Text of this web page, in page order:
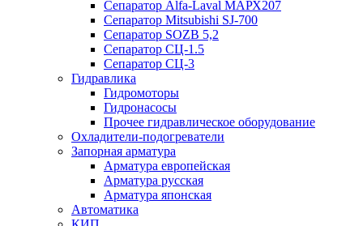
Сепаратор Alfa-Laval МАРХ207
Сепаратор Mitsubishi SJ-700
Сепаратор SOZB 5,2
Сепаратор СЦ-1.5
Сепаратор СЦ-3
Гидравлика
Гидромоторы
Гидронасосы
Прочее гидравлическое оборудование
Охладители-подогреватели
Запорная арматура
Арматура европейская
Арматура русская
Арматура японская
Автоматика